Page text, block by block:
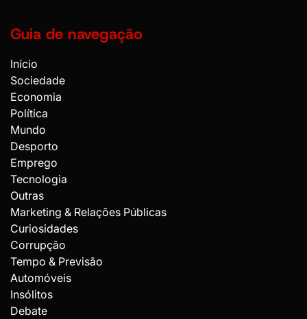
Guia de navegação
Início
Sociedade
Economia
Política
Mundo
Desporto
Emprego
Tecnologia
Outras
Marketing & Relações Públicas
Curiosidades
Corrupção
Tempo & Previsão
Automóveis
Insólitos
Debate